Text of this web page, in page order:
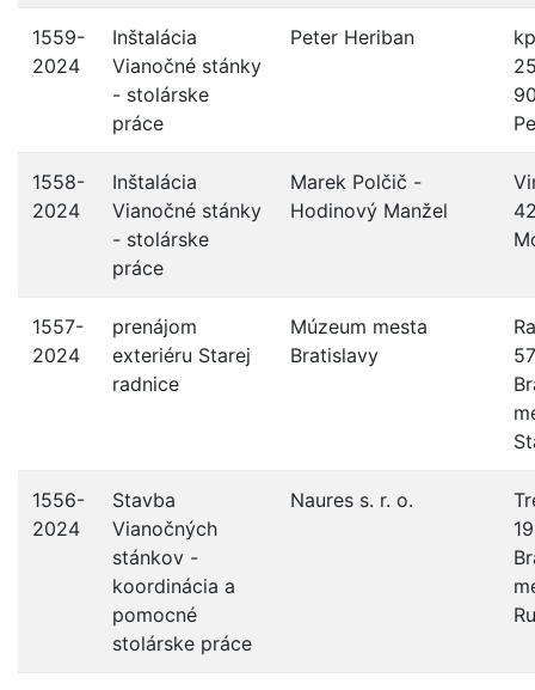
1559-
2024
Inštalácia
Vianočné stánky
- stolárske
práce
Peter Heriban
1558-
2024
Inštalácia
Vianočné stánky
- stolárske
práce
Marek Polčič -
Hodinový Manžel
1557-
2024
prenájom
exteriéru Starej
radnice
Múzeum mesta
Bratislavy
1556-
2024
Stavba
Vianočných
stánkov -
koordinácia a
pomocné
stolárske práce
Naures s. r. o.